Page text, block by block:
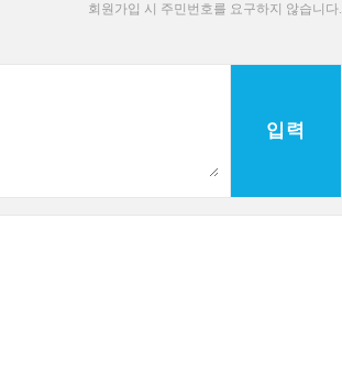
회원가입 시 주민번호를 요구하지 않습니다.
입력